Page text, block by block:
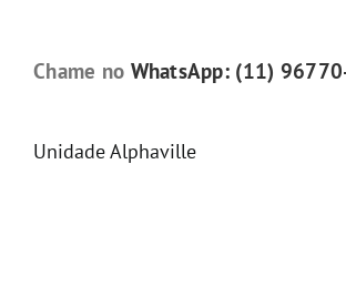
Chame no WhatsApp: (11)
Unidade Alphaville